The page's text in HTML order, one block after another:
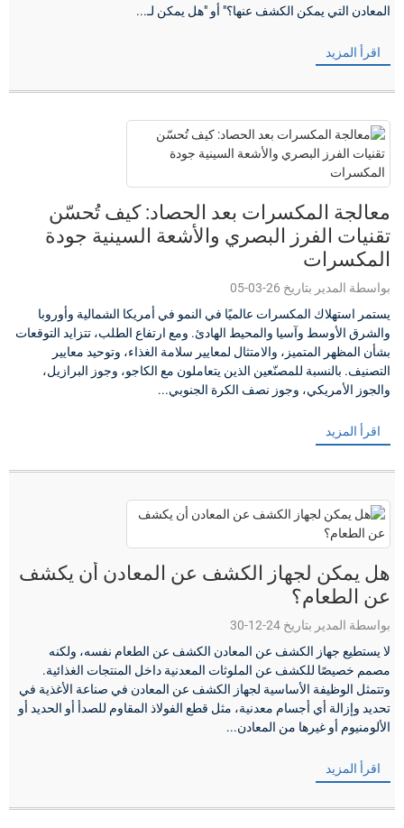
المعادن التي يمكن الكشف عنها؟" أو "هل يمكن لـ...
اقرأ المزيد
معالجة المكسرات بعد الحصاد: كيف تُحسّن
تقنيات الفرز البصري والأشعة السينية جودة
المكسرات
بواسطة المدير بتاريخ 26-03-05
يستمر استهلاك المكسرات عالميًا في النمو في أمريكا الشمالية وأوروبا
والشرق الأوسط وآسيا والمحيط الهادئ. ومع ارتفاع الطلب، تتزايد التوقعات
بشأن المظهر المتميز، والامتثال لمعايير سلامة الغذاء، وتوحيد معايير
التصنيف. بالنسبة للمصنّعين الذين يتعاملون مع الكاجو، وجوز البرازيل،
والجوز الأمريكي، وجوز نصف الكرة الجنوبي...
اقرأ المزيد
هل يمكن لجهاز الكشف عن المعادن أن يكشف
عن الطعام؟
بواسطة المدير بتاريخ 24-12-30
لا يستطيع جهاز الكشف عن المعادن الكشف عن الطعام نفسه، ولكنه
مصمم خصيصًا للكشف عن الملوثات المعدنية داخل المنتجات الغذائية.
وتتمثل الوظيفة الأساسية لجهاز الكشف عن المعادن في صناعة الأغذية في
تحديد وإزالة أي أجسام معدنية، مثل قطع الفولاذ المقاوم للصدأ أو الحديد أو
الألومنيوم أو غيرها من المعادن...
اقرأ المزيد